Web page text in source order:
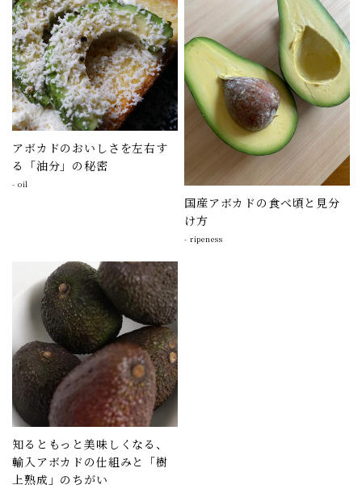
アボカドのおいしさを左右す
る「油分」の秘密
- oil
国産アボカドの食べ頃と見分
け方
- ripeness
知るともっと美味しくなる、
輸入アボカドの仕組みと「樹
上熟成」のちがい